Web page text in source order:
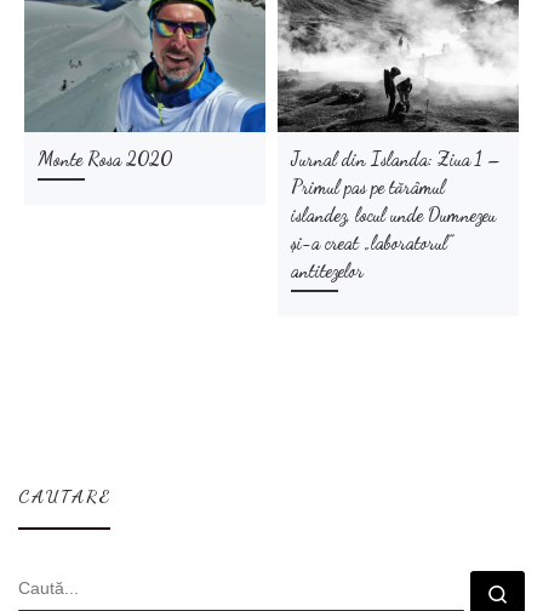
Monte Rosa 2020
Jurnal din Islanda: Ziua 1 –
Primul pas pe tărâmul
islandez, locul unde Dumnezeu
și-a creat „laboratorul”
antitezelor
CAUTARE
CĂUTARE